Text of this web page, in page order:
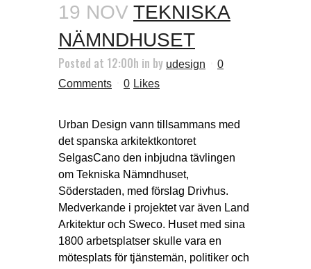
19 NOV TEKNISKA
NÄMNDHUSET
Posted at 12:00h in by udesign
0
Comments
0 Likes
Urban Design vann tillsammans med
det spanska arkitektkontoret
SelgasCano den inbjudna tävlingen
om Tekniska Nämndhuset,
Söderstaden, med förslag Drivhus.
Medverkande i projektet var även Land
Arkitektur och Sweco. Huset med sina
1800 arbetsplatser skulle vara en
mötesplats för tjänstemän, politiker och